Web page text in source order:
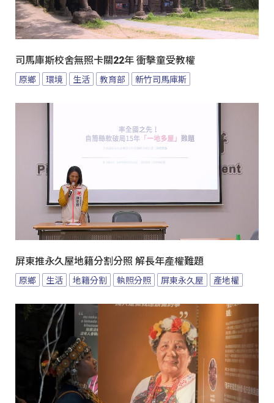
司馬庫斯校舍無照卡關22年 衝擊童受教權
原鄉 環境 生活 教育部 新竹司馬庫斯
屏東推永久屋地籍分割分照 解長年產權難題
原鄉 生活 地籍分割 執照分照 屏東永久屋 產地權